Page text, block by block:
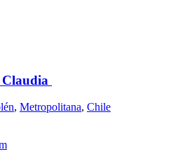
Claudia
, Metropolitana, Chile